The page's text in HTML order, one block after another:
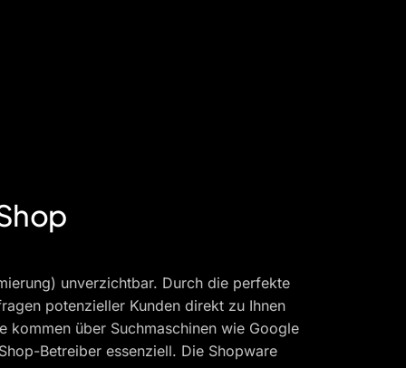
unverzichtbar. Durch die perfekte
potenzieller Kunden direkt zu Ihnen
kommen über Suchmaschinen wie Google
Betreiber essenziell. Die Shopware